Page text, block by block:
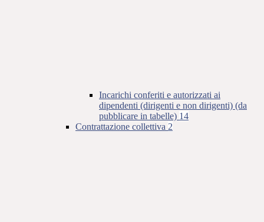
Incarichi conferiti e autorizzati ai
dipendenti (dirigenti e non dirigenti) (da
pubblicare in tabelle) 14
Contrattazione collettiva 2